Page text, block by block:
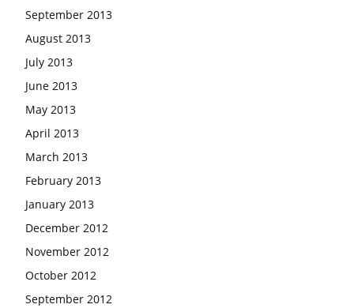
September 2013
August 2013
July 2013
June 2013
May 2013
April 2013
March 2013
February 2013
January 2013
December 2012
November 2012
October 2012
September 2012